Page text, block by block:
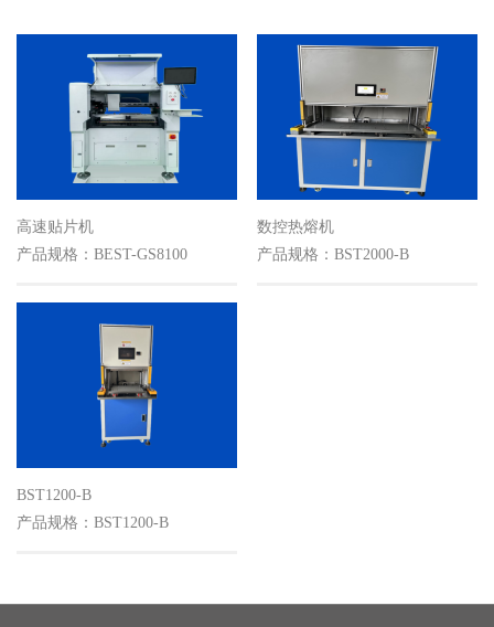
高速贴片机
产品规格：BEST-GS8100
数控热熔机
产品规格：BST2000-B
BST1200-B
产品规格：BST1200-B